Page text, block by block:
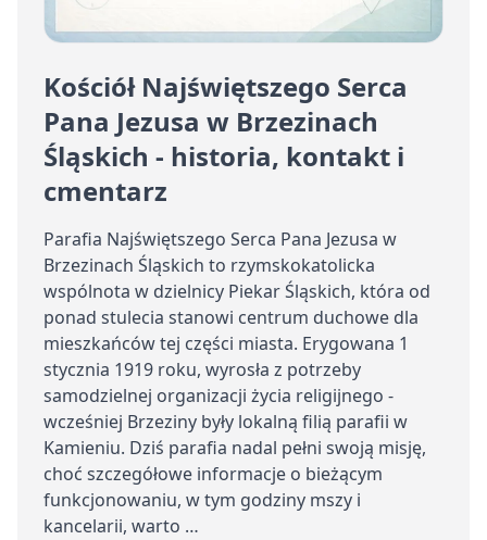
Kościół Najświętszego Serca
Pana Jezusa w Brzezinach
Śląskich - historia, kontakt i
cmentarz
Parafia Najświętszego Serca Pana Jezusa w
Brzezinach Śląskich to rzymskokatolicka
wspólnota w dzielnicy Piekar Śląskich, która od
ponad stulecia stanowi centrum duchowe dla
mieszkańców tej części miasta. Erygowana 1
stycznia 1919 roku, wyrosła z potrzeby
samodzielnej organizacji życia religijnego -
wcześniej Brzeziny były lokalną filią parafii w
Kamieniu. Dziś parafia nadal pełni swoją misję,
choć szczegółowe informacje o bieżącym
funkcjonowaniu, w tym godziny mszy i
kancelarii, warto …